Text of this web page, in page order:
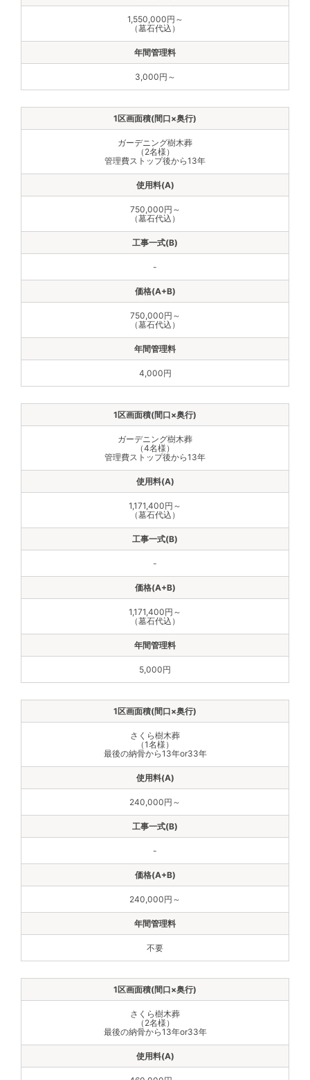
1,550,000円～
（墓石代込）
3,000円～
ガーデニング樹木葬
（2名様）
管理費ストップ後から13年
750,000円～
（墓石代込）
-
750,000円～
（墓石代込）
4,000円
ガーデニング樹木葬
（4名様）
管理費ストップ後から13年
1,171,400円～
（墓石代込）
-
1,171,400円～
（墓石代込）
5,000円
さくら樹木葬
（1名様）
最後の納骨から13年or33年
240,000円～
-
240,000円～
不要
さくら樹木葬
（2名様）
最後の納骨から13年or33年